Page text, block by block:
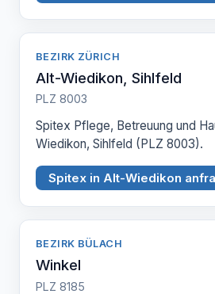
BEZIRK ZÜRICH
Alt-Wiedikon, Sihlfeld
PLZ 8003
Spitex Pflege, Betreuung und
Wiedikon, Sihlfeld (PLZ 8003).
Spitex in Alt-Wiedikon
BEZIRK BÜLACH
Winkel
PLZ 8185